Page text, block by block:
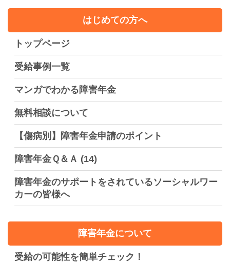
はじめての方へ
トップページ
受給事例一覧
マンガでわかる障害年金
無料相談について
【傷病別】障害年金申請のポイント
障害年金Ｑ＆Ａ (14)
障害年金のサポートをされているソーシャルワー
カーの皆様へ
障害年金について
受給の可能性を簡単チェック！